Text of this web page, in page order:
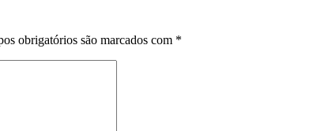
obrigatórios são marcados com *